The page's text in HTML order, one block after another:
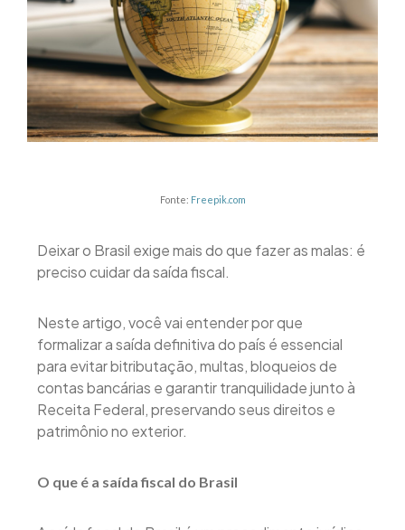
Fonte: Freepik.com
Deixar o Brasil exige mais do que fazer as malas: é
preciso cuidar da saída fiscal.
Neste artigo, você vai entender por que
formalizar a saída definitiva do país é essencial
para evitar bitributação, multas, bloqueios de
contas bancárias e garantir tranquilidade junto à
Receita Federal, preservando seus direitos e
patrimônio no exterior.
O que é a saída fiscal do Brasil